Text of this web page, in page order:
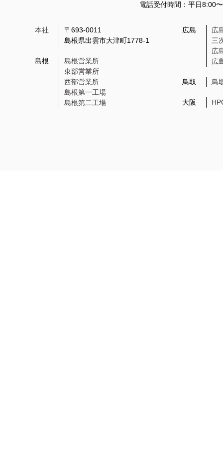
電話受付時間：平日8:00
本社
〒693-0011
島根県出雲市大津町1778-1
島根
島根営業所
東部営業所
西部営業所
島根第一工場
島根第二工場
広島
広
三
広
広
鳥取 鳥
大阪